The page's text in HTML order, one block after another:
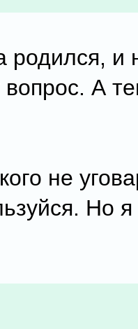
родился, и
вопрос. А
не
Но